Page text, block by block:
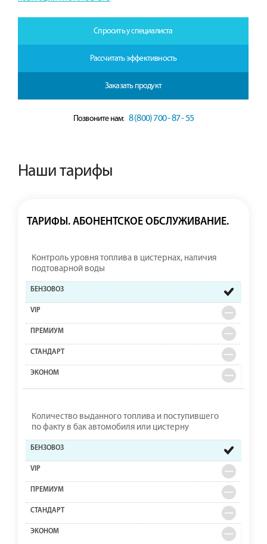
Спросить у специалиста
Рассчитать эффективность
Заказать продукт
Позвоните нам: 8 (800) 700 - 87 - 55
Наши тарифы
ТАРИФЫ. АБОНЕНТСКОЕ ОБСЛУЖИВАНИЕ.
Контроль уровня топлива в цистернах, наличия
подтоварной воды
Количество выданного топлива и поступившего
по факту в бак автомобиля или цистерну